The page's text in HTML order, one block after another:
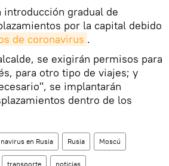
introducción gradual de
por la capital debido
de coronavirus .
se exigirán permisos para
para otro tipo de viajes; y
se implantarán
dentro de los
en Rusia Rusia Moscú
transporte noticias